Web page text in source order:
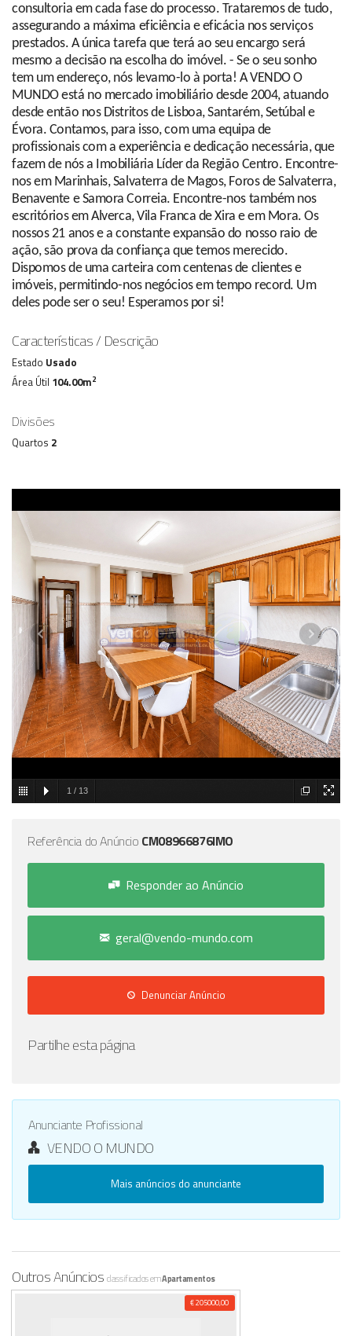
consultoria em cada fase do processo. Trataremos de tudo,
assegurando a máxima eficiência e eficácia nos serviços
prestados. A única tarefa que terá ao seu encargo será
mesmo a decisão na escolha do imóvel. - Se o seu sonho
tem um endereço, nós levamo-lo à porta! A VENDO O
MUNDO está no mercado imobiliário desde 2004, atuando
desde então nos Distritos de Lisboa, Santarém, Setúbal e
Évora. Contamos, para isso, com uma equipa de
profissionais com a experiência e dedicação necessária, que
fazem de nós a Imobiliária Líder da Região Centro. Encontre-
nos em Marinhais, Salvaterra de Magos, Foros de Salvaterra,
Benavente e Samora Correia. Encontre-nos também nos
escritórios em Alverca, Vila Franca de Xira e em Mora. Os
nossos 21 anos e a constante expansão do nosso raio de
ação, são prova da confiança que temos merecido.
Dispomos de uma carteira com centenas de clientes e
imóveis, permitindo-nos negócios em tempo record. Um
deles pode ser o seu! Esperamos por si!
Características / Descrição
Estado Usado
Área Útil 104.00m2
Divisões
Quartos 2
1 / 13
Referência do Anúncio CM08966876IMO
Responder ao Anúncio
geral@vendo-mundo.com
Denunciar Anúncio
Partilhe esta página
Anunciante Profissional
VENDO O MUNDO
Mais anúncios do anunciante
Outros Anúncios classificados emApartamentos
€ 205000,00